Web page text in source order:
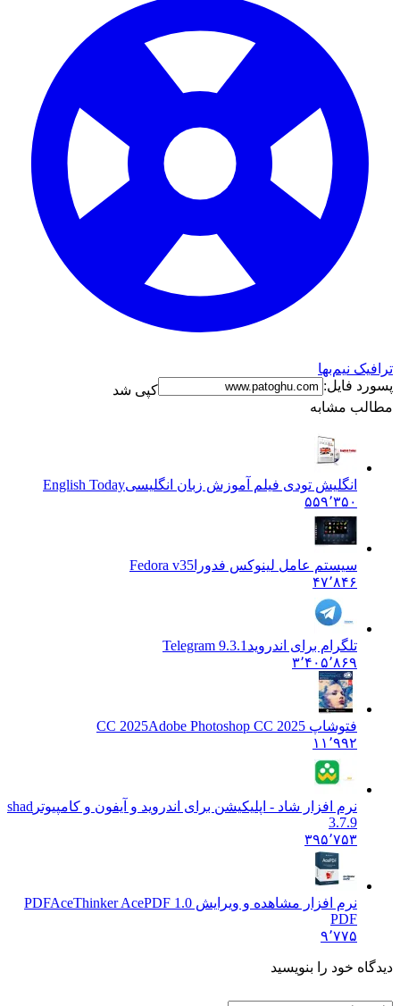
ترافیک نیم‌بها
پسورد فایل:
کپی شد
مطالب مشابه
انگلیش تودی فیلم آموزش زبان انگليسیEnglish Today
۵۵۹٬۳۵۰
سیستم عامل لینوکس فدورا Fedora v35
۴۷٬۸۴۶
تلگرام برای اندروید Telegram 9.3.1
۳٬۴۰۵٬۸۶۹
فتوشاپ CC 2025 Adobe Photoshop CC 2025
۱۱٬۹۹۲
نرم افزار شاد - اپلیکیشن برای اندروید و آیفون و کامپیوتر shad
3.7.9
۳۹۵٬۷۵۳
نرم افزار مشاهده و ویرایش PDF AceThinker AcePDF 1.0
PDF
۹٬۷۷۵
دیدگاه خود را بنویسید